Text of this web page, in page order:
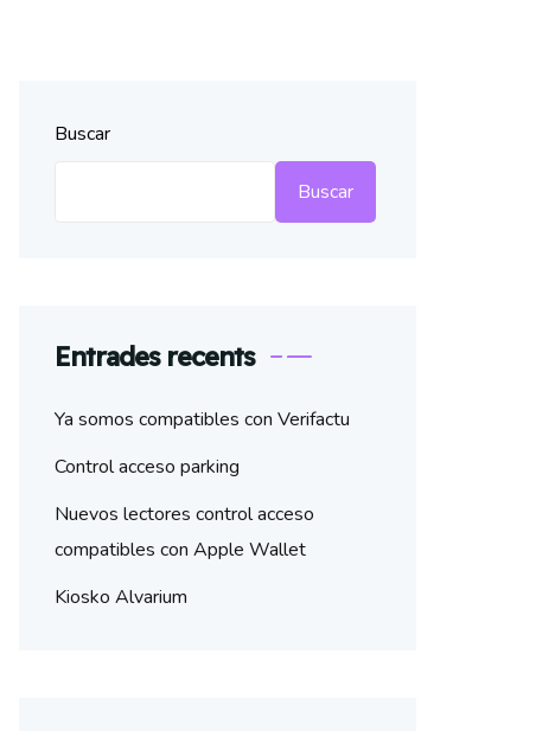
Buscar
Buscar
Entrades recents
Ya somos compatibles con Verifactu
Control acceso parking
Nuevos lectores control acceso
compatibles con Apple Wallet
Kiosko Alvarium